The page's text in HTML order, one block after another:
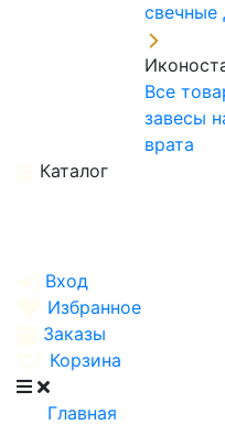
свечные
Все
завесы
врата
Каталог
Вход
Избранное
Заказы
Корзина
Главная